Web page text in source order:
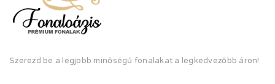
Szerezd be a legjobb minőségű fonalakat a legkedvezőbb áron!